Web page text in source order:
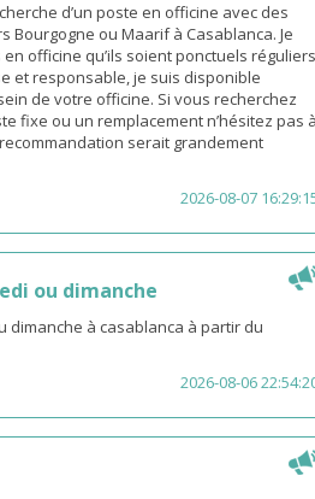
d’un poste en officine avec des
ou Maarif à Casablanca. Je
officine qu’ils soient ponctuels réguliers
et responsable, je suis disponible
de votre officine. Si vous recherchez
fixe ou un remplacement n’hésitez pas à
serait grandement
2026-08-07
ou dimanche
dimanche à casablanca à partir du
2026-08-06